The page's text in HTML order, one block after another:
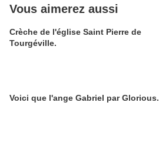
Vous aimerez aussi
Crèche de l'église Saint Pierre de
Tourgéville.
Voici que l'ange Gabriel par Glorious.